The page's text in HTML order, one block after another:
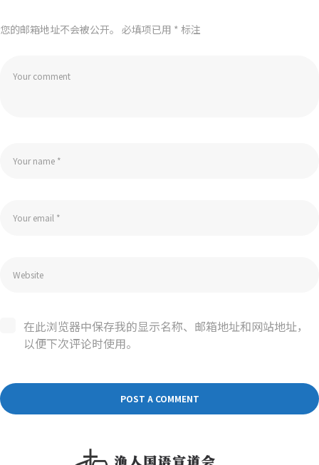
您的邮箱地址不会被公开。 必填项已用 * 标注
在此浏览器中保存我的显示名称、邮箱地址和网站地址，
以便下次评论时使用。